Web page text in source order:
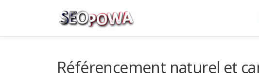
Référencement naturel et